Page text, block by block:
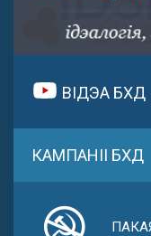
ВІДЭА БХД
КАМПАНІІ БХД